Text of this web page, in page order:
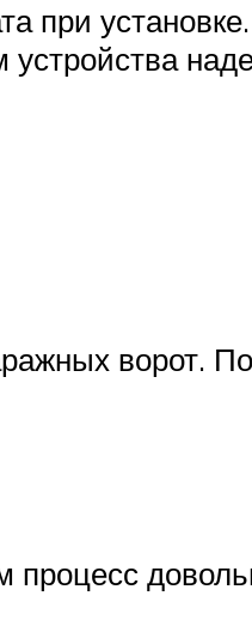
при
устройства
ворот.
процесс